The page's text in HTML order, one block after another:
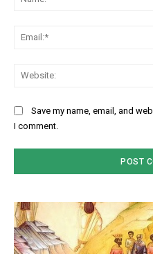
Save my name, email, and
I comment.